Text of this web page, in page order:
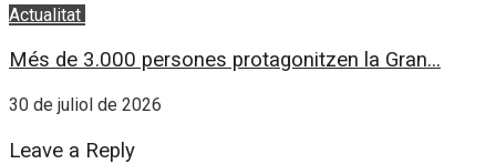
Actualitat
Més de 3.000 persones protagonitzen la Gran...
30 de juliol de 2026
Leave a Reply